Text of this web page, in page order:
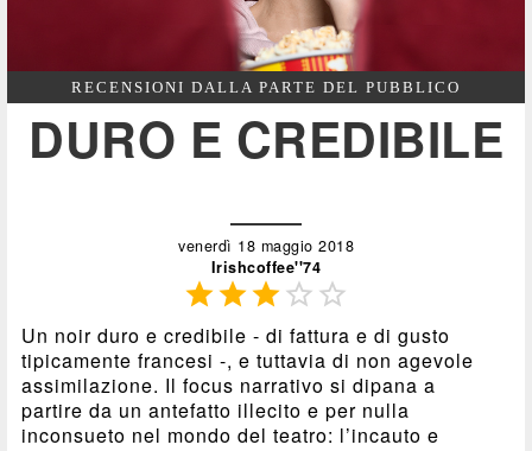
RECENSIONI DALLA PARTE DEL PUBBLICO
DURO E CREDIBILE
venerdì 18 maggio 2018
Irishcoffee''74
 
Un noir duro e credibile - di fattura e di gusto
tipicamente francesi -, e tuttavia di non agevole
assimilazione. Il focus narrativo si dipana a
partire da un antefatto illecito e per nulla
inconsueto nel mondo del teatro: l’incauto e